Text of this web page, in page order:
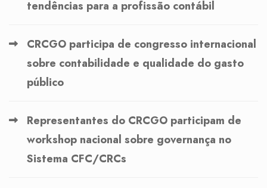
tendências para a profissão contábil
CRCGO participa de congresso internacional
sobre contabilidade e qualidade do gasto
público
Representantes do CRCGO participam de
workshop nacional sobre governança no
Sistema CFC/CRCs